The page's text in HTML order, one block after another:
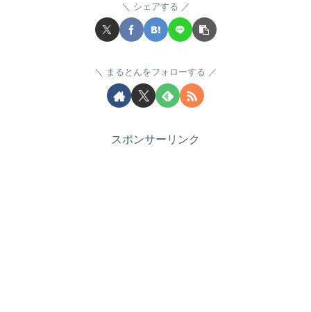
シェアする
まるとんをフォローする
スポンサーリンク